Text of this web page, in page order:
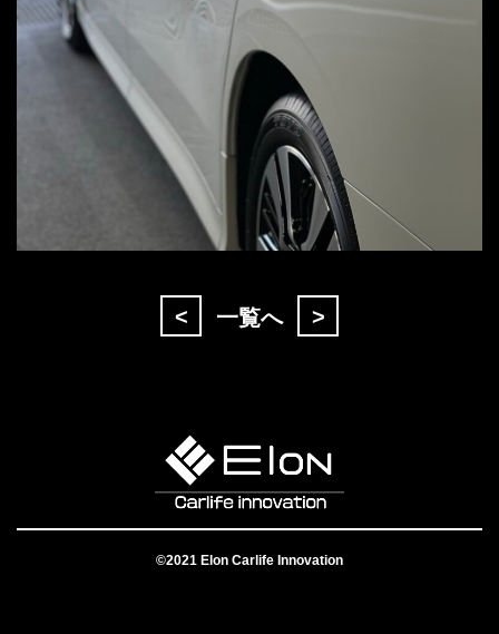
< 一覧へ >
©2021 Elon Carlife Innovation